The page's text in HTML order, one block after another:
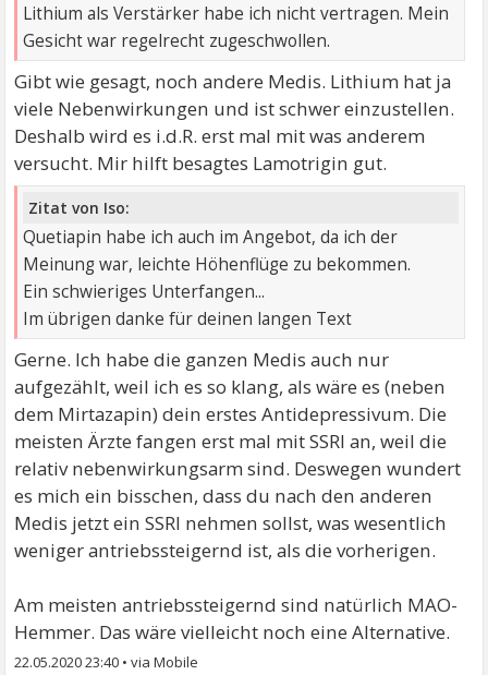
Lithium als Verstärker habe ich nicht vertragen. Mein
Gesicht war regelrecht zugeschwollen.
Gibt wie gesagt, noch andere Medis. Lithium hat ja
viele Nebenwirkungen und ist schwer einzustellen.
Deshalb wird es i.d.R. erst mal mit was anderem
versucht. Mir hilft besagtes Lamotrigin gut.
Zitat von Iso:
Quetiapin habe ich auch im Angebot, da ich der
Meinung war, leichte Höhenflüge zu bekommen.
Ein schwieriges Unterfangen...
Im übrigen danke für deinen langen Text
Gerne. Ich habe die ganzen Medis auch nur
aufgezählt, weil ich es so klang, als wäre es (neben
dem Mirtazapin) dein erstes Antidepressivum. Die
meisten Ärzte fangen erst mal mit SSRI an, weil die
relativ nebenwirkungsarm sind. Deswegen wundert
es mich ein bisschen, dass du nach den anderen
Medis jetzt ein SSRI nehmen sollst, was wesentlich
weniger antriebssteigernd ist, als die vorherigen.
Am meisten antriebssteigernd sind natürlich MAO-
Hemmer. Das wäre vielleicht noch eine Alternative.
22.05.2020 23:40 •